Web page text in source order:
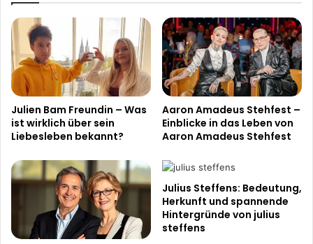
Julien Bam Freundin – Was
ist wirklich über sein
Liebesleben bekannt?
Aaron Amadeus Stehfest –
Einblicke in das Leben von
Aaron Amadeus Stehfest
Julius Steffens: Bedeutung,
Herkunft und spannende
Hintergründe von julius
steffens